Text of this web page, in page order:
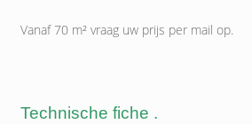
Vanaf 70 m² vraag uw prijs per mail op.
Technische fiche .